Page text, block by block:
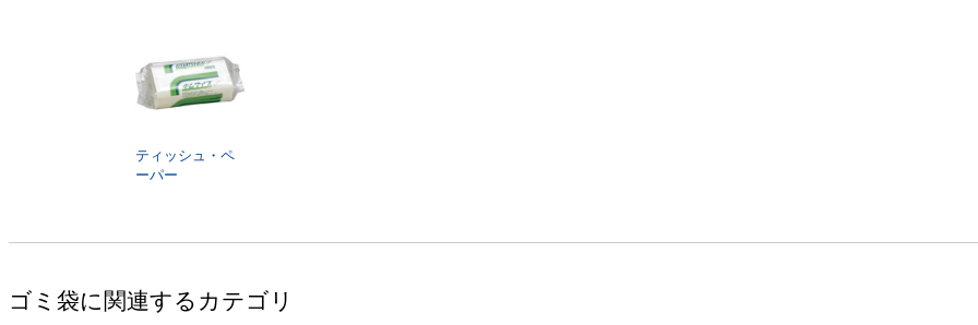
ティッシュ・ペ
ーパー
ゴミ袋に関連するカテゴリ